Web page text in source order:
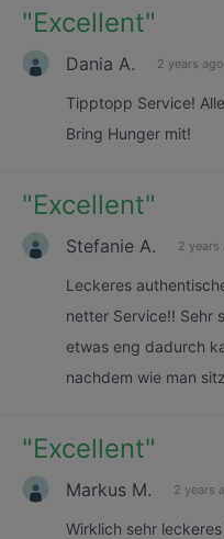
"Excellent"
Dania A. 2 years ago
Tipptopp Service!
Bring Hunger mit!
"Excellent"
Stefanie A. 2 years
Leckeres
netter Service!! Sehr
etwas eng dadurch
nachdem wie man
"Excellent"
Markus M. 2 years
Wirklich sehr